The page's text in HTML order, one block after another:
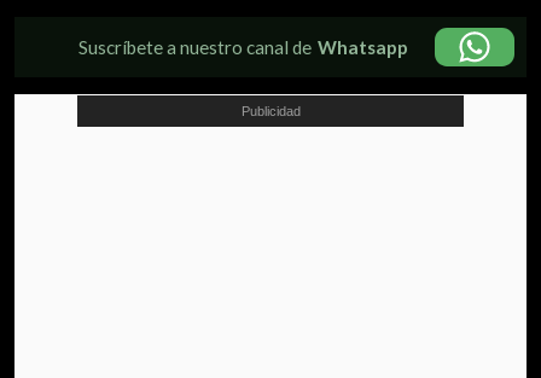
Suscríbete a nuestro canal de Whatsapp